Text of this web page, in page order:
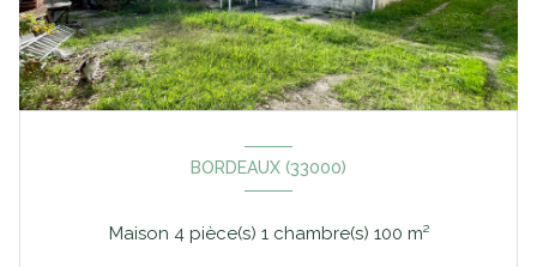
BORDEAUX (33000)
Maison 4 pièce(s) 1 chambre(s) 100 m²